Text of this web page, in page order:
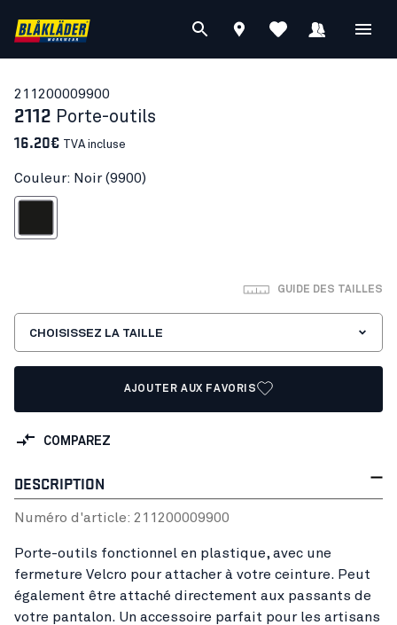
211200009900
2112 Porte-outils
16.20€ TVA incluse
Couleur: Noir (9900)
GUIDE DES TAILLES
CHOISISSEZ LA TAILLE
AJOUTER AUX FAVORIS
COMPAREZ
DESCRIPTION
Numéro d'article: 211200009900
Porte-outils fonctionnel en plastique, avec une
fermeture Velcro pour attacher à votre ceinture. Peut
également être attaché directement aux passants de
votre pantalon. Un accessoire parfait pour les artisans